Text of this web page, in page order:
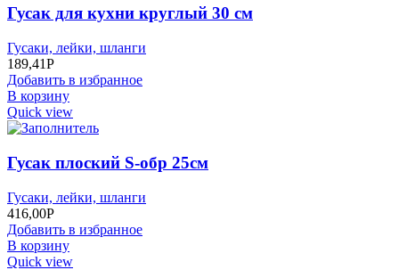
Гусак для кухни круглый 30 см
Гусаки, лейки, шланги
189,41Р
Добавить в избранное
В корзину
Quick view
Гусак плоский S-обр 25см
Гусаки, лейки, шланги
416,00Р
Добавить в избранное
В корзину
Quick view